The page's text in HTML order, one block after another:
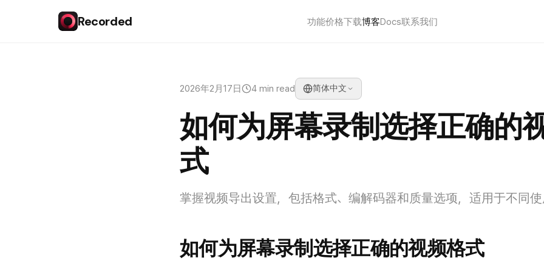
Recorded 功能价格下载博客Docs联系我们
2026年2月17日 4 min read 简体中文
如何为屏幕录制选择正确的
式
掌握视频导出设置，包括格式、编解码器和质量选项，适用于不同
如何为屏幕录制选择正确的视频格式